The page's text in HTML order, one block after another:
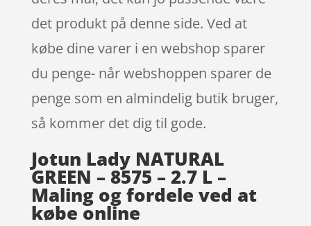
det produkt på denne side. Ved at
købe dine varer i en webshop sparer
du penge- når webshoppen sparer de
penge som en almindelig butik bruger,
så kommer det dig til gode.
Jotun Lady NATURAL
GREEN – 8575 – 2.7 L –
Maling og fordele ved at
købe online